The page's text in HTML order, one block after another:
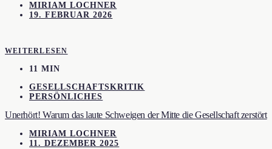
MIRIAM LOCHNER
19. FEBRUAR 2026
WEITERLESEN
11 MIN
GESELLSCHAFTSKRITIK
PERSÖNLICHES
Unerhört! Warum das laute Schweigen der Mitte die Gesellschaft zerstört
MIRIAM LOCHNER
11. DEZEMBER 2025